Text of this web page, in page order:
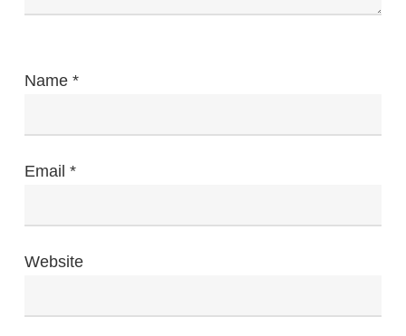
Name *
Email *
Website